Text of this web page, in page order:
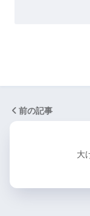
前の記事
大